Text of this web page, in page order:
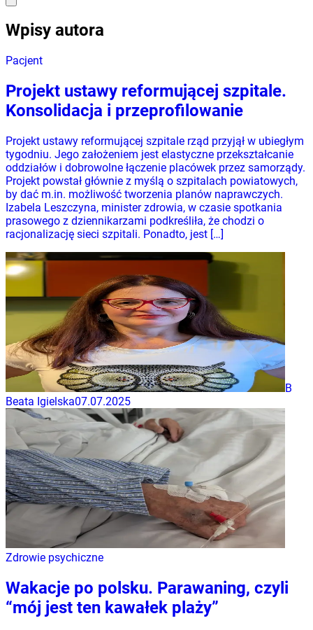
Wpisy autora
Pacjent
Projekt ustawy reformującej szpitale.
Konsolidacja i przeprofilowanie
Projekt ustawy reformującej szpitale rząd przyjął w ubiegłym
tygodniu. Jego założeniem jest elastyczne przekształcanie
oddziałów i dobrowolne łączenie placówek przez samorządy.
Projekt powstał głównie z myślą o szpitalach powiatowych,
by dać m.in. możliwość tworzenia planów naprawczych.
Izabela Leszczyna, minister zdrowia, w czasie spotkania
prasowego z dziennikarzami podkreśliła, że chodzi o
racjonalizację sieci szpitali. Ponadto, jest […]
B
Beata Igielska07.07.2025
Zdrowie psychiczne
Wakacje po polsku. Parawaning, czyli
“mój jest ten kawałek plaży”